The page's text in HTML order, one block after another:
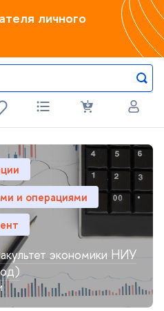
личного
и операциями
экономики НИУ